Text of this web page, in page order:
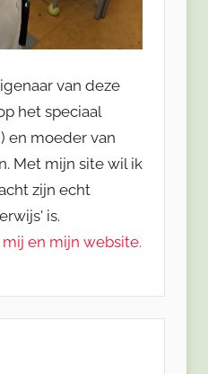
van deze
het speciaal
en moeder van
Met mijn site wil ik
zijn echt
is.
en mijn website.